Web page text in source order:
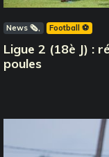
News 🗞️ Football ⚽️
Ligue 2 (18è J) :
poules